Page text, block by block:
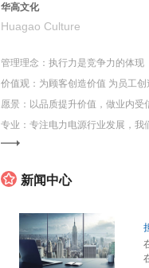
华高文化
Huagao Culture
管理理念：执行力是竞争力的体现
价值观：为顾客创造价值 为员工
愿景：以品质提升价值，做业内受
专业：专注电力电源行业发展，我
 新闻中心